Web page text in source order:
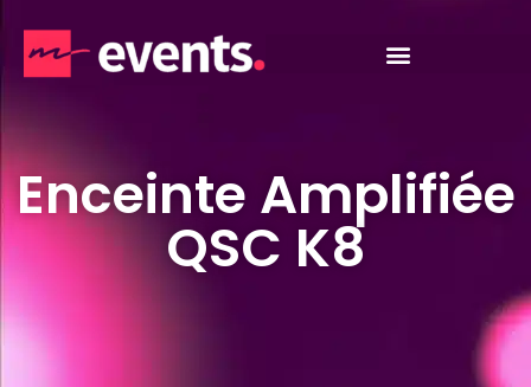
Enceinte Amplifiée
QSC K8